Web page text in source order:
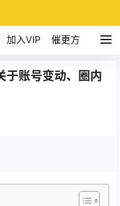
加入VIP 催更方式
于账号变动、圈内